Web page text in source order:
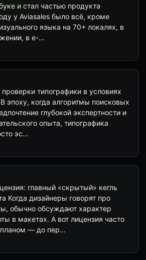
и стал частью продукта
у Aviasales было всё, кроме
языка на 70+ локалях, в
в e-…
типографики в условиях
эпоху, когда алгоритмы поисковых
глубокой экспертности и
опыта, типографика
эс…
главный «скрытый» кегль
Когда дизайнеры говорят про
обычно обсуждают характер
в макетах. А вот лицензия часто
— до пер…